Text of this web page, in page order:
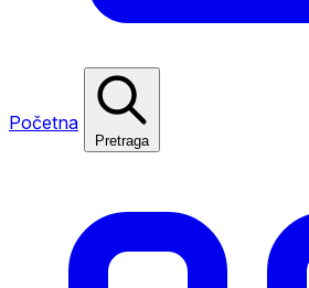
Početna
Pretraga